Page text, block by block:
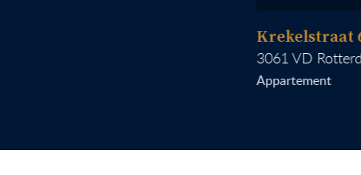
Krekelstraat 6 B
3061 VD Rotterdam
Appartement